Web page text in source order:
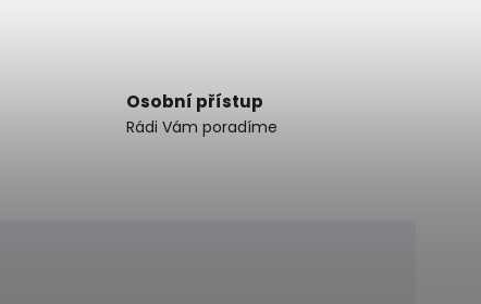
Osobní přístup
Rádi Vám poradíme